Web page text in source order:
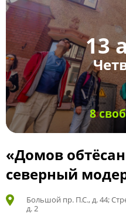
13
8
«Домов
северный
Большой пр. П.С., д. 44;
д. 2